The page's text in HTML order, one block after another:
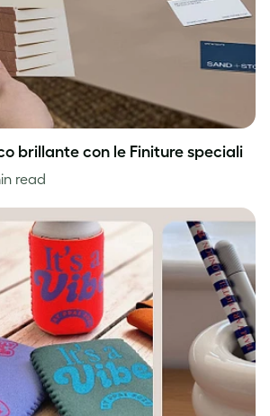
brillante con le Finiture speciali
read